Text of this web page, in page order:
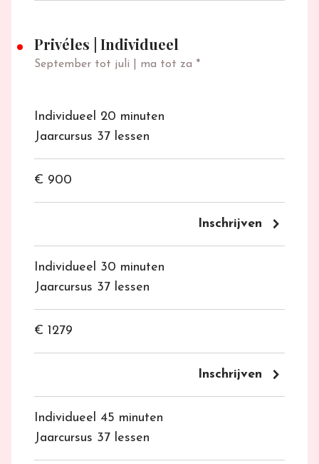
Privéles Individueel
September tot juli | ma tot za *
Individueel 20 minuten
Jaarcursus 37 lessen
€ 900
Inschrijven keyboard_arrow_right
Individueel 30 minuten
Jaarcursus 37 lessen
€ 1279
Inschrijven keyboard_arrow_right
Individueel 45 minuten
Jaarcursus 37 lessen